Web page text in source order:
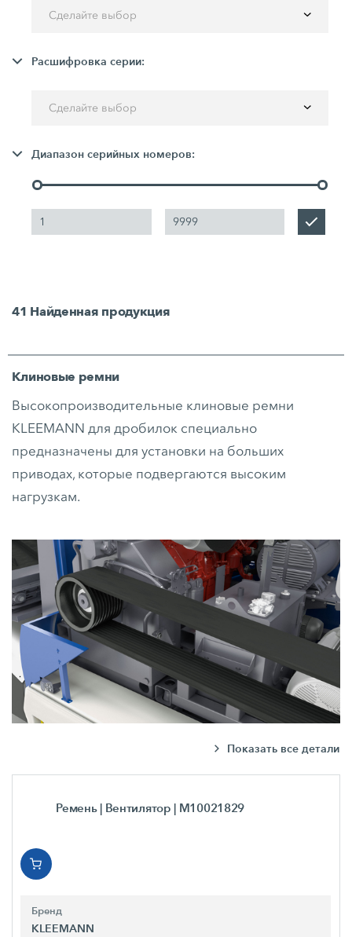
Сделайте выбор
Расшифровка серии:
Сделайте выбор
Диапазон серийных номеров:
41 Найденная продукция
Клиновые ремни
Высокопроизводительные клиновые ремни
KLEEMANN для дробилок специально
предназначены для установки на больших
приводах, которые подвергаются высоким
нагрузкам.
Показать все детали
Ремень | Вентилятор | M10021829
Бренд
KLEEMANN